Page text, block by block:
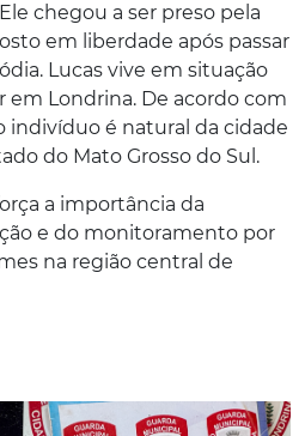
chegou a ser preso pela
em liberdade após passar
Lucas vive em situação
em Londrina. De acordo com
indivíduo é natural da cidade
do Mato Grosso do Sul.
a importância da
e do monitoramento por
na região central de